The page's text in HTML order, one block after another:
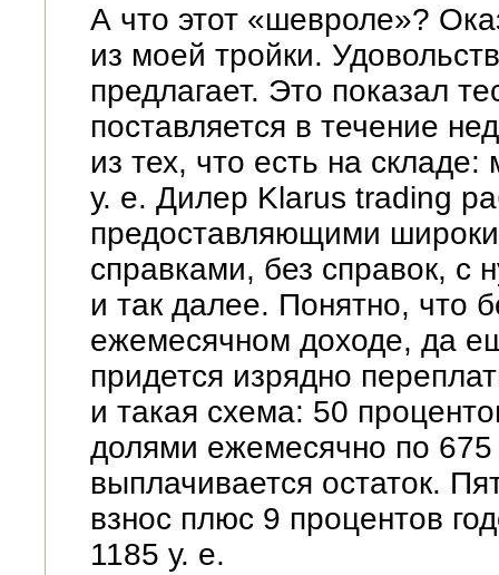
А что этот «шевроле»?
из моей тройки.
предлагает. Это показал
поставляется в течение
из тех, что есть на
у. е. Дилер Klarus trading
предоставляющими
справками, без справок, с
и так далее. Понятно, что
ежемесячном доходе, да
придется изрядно
и такая схема: 50
долями ежемесячно по 675
выплачивается остаток.
взнос плюс 9 процентов
1185 у. е.